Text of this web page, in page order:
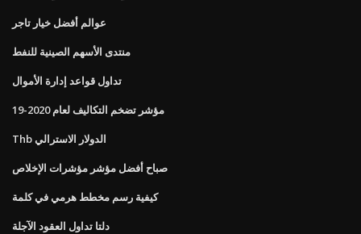
عوالم أفضل خيار تاجر
منتدى الأسهم الصينية للنفط
تداول قواعد إدارة الأموال
مؤشر تضخم التكاليف لعام 2020-19
Thb الدولار الاسترالي
صباح أفضل مؤشر مؤشرات الإخلاص
كيفية رسم مخطط هرمي في كلمة
دلتا تداول العقود الآجلة